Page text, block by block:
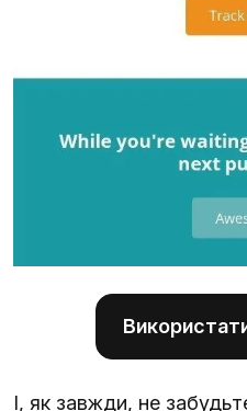
І, як завжди, не